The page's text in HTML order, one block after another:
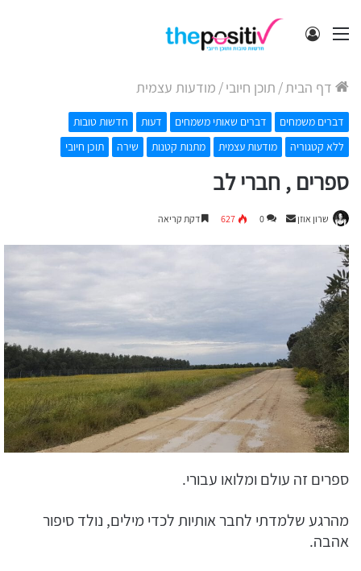
תפריט התחבר
דף הבית/ תוכן חיובי/ מודעות עצמית
דברים משמחים דברים שאותי משמחים דעות
חדשות טובות
ללא קטגוריה
מודעות עצמית מתנות קטנות שירה תוכן חיובי
ספרים , חברי לב
שרון אוזן
Send
0
627 דקת קריאה
ספרים זה עולם ומלואו עבורי.
מהרגע שלמדתי לחבר אותיות לכדי מילים, נולד סיפור
אהבה.